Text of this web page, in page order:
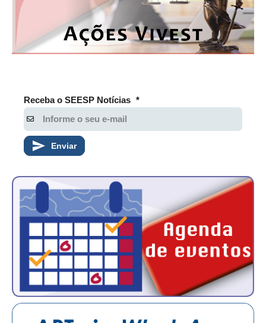
PLANO DE SAÚDE
SEESPPREV
COMUNICAÇÃO
PALAVRA DO MURILO
NOTÍCIAS
CONTEÚDO ESPECIAL
JORNAL DO ENGENHEIRO
SEESP NOTÍCIAS
NOTÍCIAS NO WHATSAPP
Receba o SEESP Notícias *
Enviar